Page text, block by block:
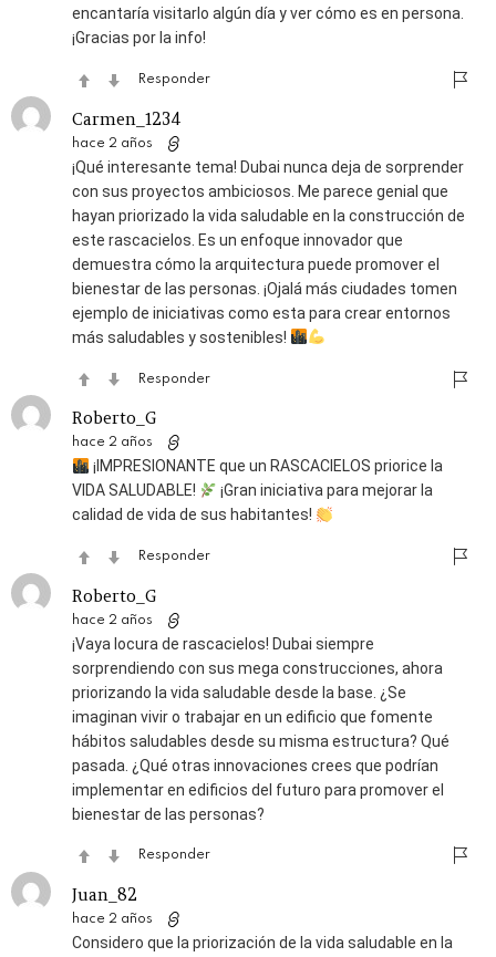
encantaría visitarlo algún día y ver cómo es en persona.
¡Gracias por la info!
Responder
Carmen_1234
hace 2 años
¡Qué interesante tema! Dubai nunca deja de sorprender
con sus proyectos ambiciosos. Me parece genial que
hayan priorizado la vida saludable en la construcción de
este rascacielos. Es un enfoque innovador que
demuestra cómo la arquitectura puede promover el
bienestar de las personas. ¡Ojalá más ciudades tomen
ejemplo de iniciativas como esta para crear entornos
más saludables y sostenibles!
Responder
Roberto_G
hace 2 años
¡IMPRESIONANTE que un RASCACIELOS priorice la
VIDA SALUDABLE!
¡Gran iniciativa para mejorar la
calidad de vida de sus habitantes!
Responder
Roberto_G
hace 2 años
¡Vaya locura de rascacielos! Dubai siempre
sorprendiendo con sus mega construcciones, ahora
priorizando la vida saludable desde la base. ¿Se
imaginan vivir o trabajar en un edificio que fomente
hábitos saludables desde su misma estructura? Qué
pasada. ¿Qué otras innovaciones crees que podrían
implementar en edificios del futuro para promover el
bienestar de las personas?
Responder
Juan_82
hace 2 años
Considero que la priorización de la vida saludable en la